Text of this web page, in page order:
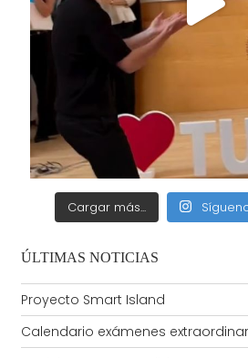
Cargar más...
ÚLTIMAS NOTICIAS
Proyecto Smart Island
Calendario exámenes